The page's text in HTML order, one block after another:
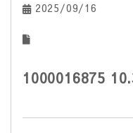
2025/09/16
1000016875